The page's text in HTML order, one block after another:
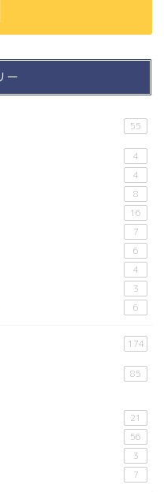
ー
55
4
4
8
16
7
6
4
3
6
174
85
21
56
3
7